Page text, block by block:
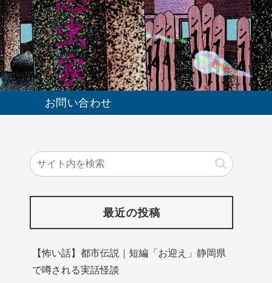
お問い合わせ
最近の投稿
【怖い話】都市伝説｜短編「お迎え」静岡県
で噂される実話怪談